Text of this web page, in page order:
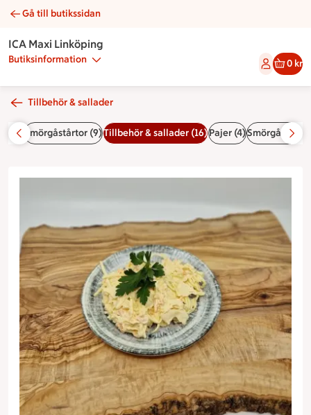
Coleslaw | Catering ICA Maxi Linköping
Gå till butikssidan
ICA Maxi Linköping
Butiksinformation 0 kr
Tillbehör & sallader
(10) Smörgåstårtor (9)Tillbehör & sallader (16)Pajer (4)Smörgåsar &